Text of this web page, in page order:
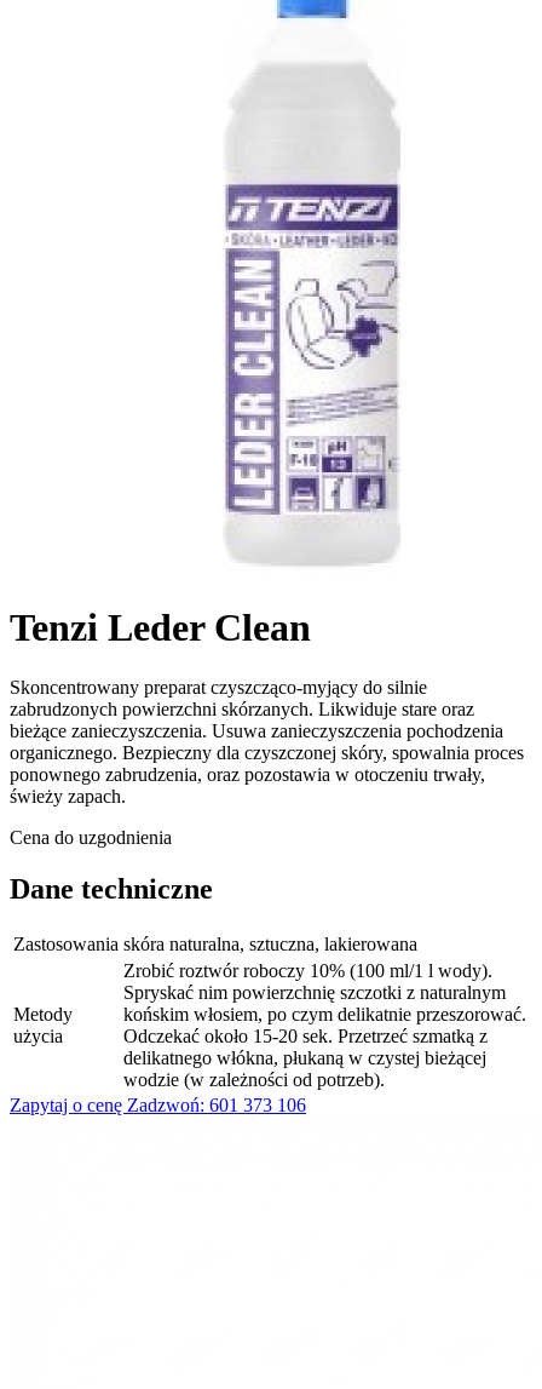
Tenzi Leder Clean
Skoncentrowany preparat czyszcząco-myjący do silnie
zabrudzonych powierzchni skórzanych. Likwiduje stare oraz
bieżące zanieczyszczenia. Usuwa zanieczyszczenia pochodzenia
organicznego. Bezpieczny dla czyszczonej skóry, spowalnia proces
ponownego zabrudzenia, oraz pozostawia w otoczeniu trwały,
świeży zapach.
Cena do uzgodnienia
Dane techniczne
Zastosowania skóra naturalna, sztuczna, lakierowana
Metody
użycia
Zrobić roztwór roboczy 10% (100 ml/1 l wody).
Spryskać nim powierzchnię szczotki z naturalnym
końskim włosiem, po czym delikatnie przeszorować.
Odczekać około 15-20 sek. Przetrzeć szmatką z
delikatnego włókna, płukaną w czystej bieżącej
wodzie (w zależności od potrzeb).
Zapytaj o cenę Zadzwoń: 601 373 106